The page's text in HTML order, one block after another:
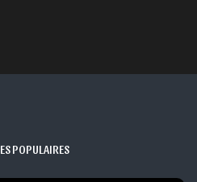
ES POPULAIRES